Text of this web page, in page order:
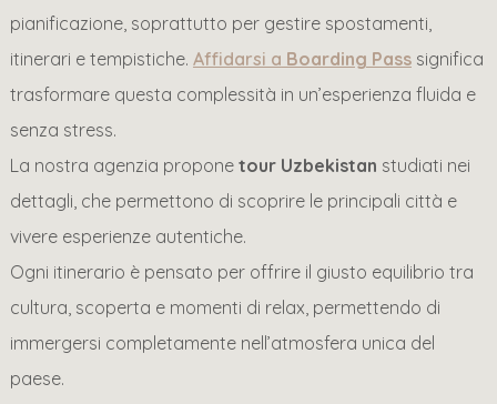
pianificazione, soprattutto per gestire spostamenti,
itinerari e tempistiche. Affidarsi a Boarding Pass significa
trasformare questa complessità in un’esperienza fluida e
senza stress.
La nostra agenzia propone tour Uzbekistan studiati nei
dettagli, che permettono di scoprire le principali città e
vivere esperienze autentiche.
Ogni itinerario è pensato per offrire il giusto equilibrio tra
cultura, scoperta e momenti di relax, permettendo di
immergersi completamente nell’atmosfera unica del
paese.